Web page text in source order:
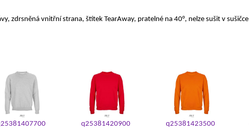
zdrsněná vnitřní strana, štítek TearAway, pratelné na 40°, nelze sušit v sušičce
q25381420900 q25381423500